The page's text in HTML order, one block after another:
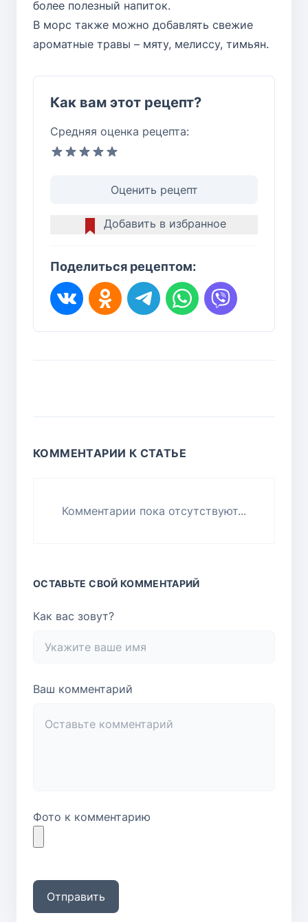
более полезный напиток.
В морс также можно добавлять свежие
ароматные травы – мяту, мелиссу, тимьян.
Как вам этот рецепт?
Средняя оценка рецепта:
Оценить рецепт
Добавить в избранное
Поделиться рецептом:
КОММЕНТАРИИ К СТАТЬЕ
Комментарии пока отсутствуют...
ОСТАВЬТЕ СВОЙ КОММЕНТАРИЙ
Как вас зовут?
Ваш комментарий
Фото к комментарию
Отправить